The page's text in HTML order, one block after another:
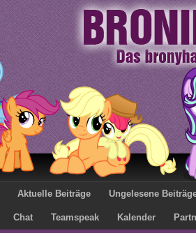
Aktuelle Beiträge Ungelesene
Chat Teamspeak Kalender